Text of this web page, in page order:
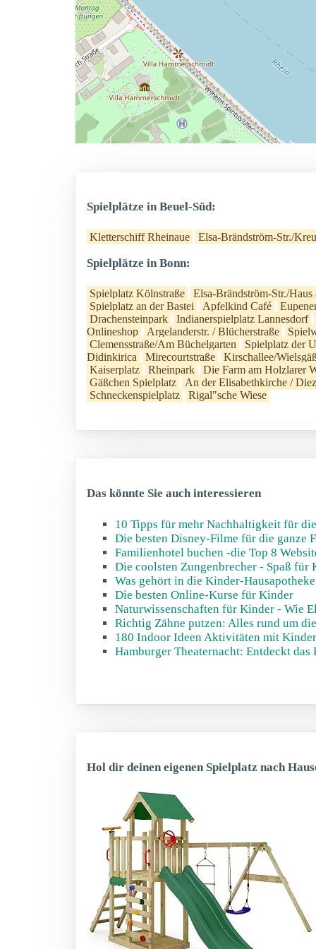
Spielplätze in Beuel-Süd:
Kletterschiff Rheinaue Elsa-Brändström-Str./
Spielplätze in Bonn:
Spielplatz Kölnstraße
Elsa-Brändström-Str./Haus
Spielplatz an der Bastei
Apfelkind Café
Drachensteinpark
Indianerspielplatz Lannesdorf
Onlineshop
Argelanderstr. / Blücherstraße
Clemensstraße/Am Büchelgarten
Spielplatz der
Didinkirica
Mirecourtstraße
Kirschallee/
Kaiserplatz
Rheinpark
Die Farm am Holzlarer
Gäßchen Spielplatz
An der Elisabethkirche /
Schneckenspielplatz
Rigal"sche Wiese
Das könnte Sie auch interessieren
10 Tipps für mehr Nachhaltigkeit für
Die besten Disney-Filme für die ganze
Familienhotel buchen -die Top 8
Die coolsten Zungenbrecher - Spaß für
Was gehört in die Kinder-
Die besten Online-Kurse für Kinder
Naturwissenschaften für Kinder - Wie
Richtig Zähne putzen: Alles rund um
180 Indoor Ideen Aktivitäten mit
Hamburger Theaternacht: Entdeckt
Hol dir deinen eigenen Spielplatz nach